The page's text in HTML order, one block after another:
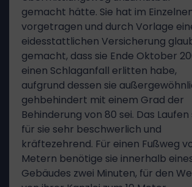
gemacht hätte. Sie hat im
vorgetragen und durch Vorlage
eidesstattlichen Versicherung
gemacht, dass sie Ende Oktober
einen Schlaganfall erlitten habe,
aufgrund dessen sie
gehbehindert mit einem Grad der
Behinderung von 80 sei. Das Laufen
für sie sehr beschwerlich und
kräftezehrend. Für einen Fußweg
Metern benötige sie innerhalb
Gebäudes zwei Minuten, für den